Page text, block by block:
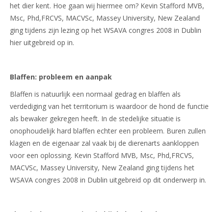
het dier kent. Hoe gaan wij hiermee om? Kevin Stafford MVB,
Msc, Phd,FRCVS, MACVSc, Massey University, New Zealand
ging tijdens zijn lezing op het WSAVA congres 2008 in Dublin
hier uitgebreid op in.
Blaffen: probleem en aanpak
Blaffen is natuurlijk een normaal gedrag en blaffen als
verdediging van het territorium is waardoor de hond de functie
als bewaker gekregen heeft. In de stedelijke situatie is
onophoudelijk hard blaffen echter een probleem. Buren zullen
klagen en de eigenaar zal vaak bij de dierenarts aankloppen
voor een oplossing. Kevin Stafford MVB, Msc, Phd,FRCVS,
MACVSc, Massey University, New Zealand ging tijdens het
WSAVA congres 2008 in Dublin uitgebreid op dit onderwerp in.